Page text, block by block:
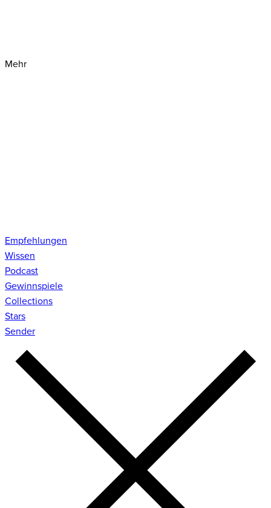
Mehr
Empfehlungen
Wissen
Podcast
Gewinnspiele
Collections
Stars
Sender